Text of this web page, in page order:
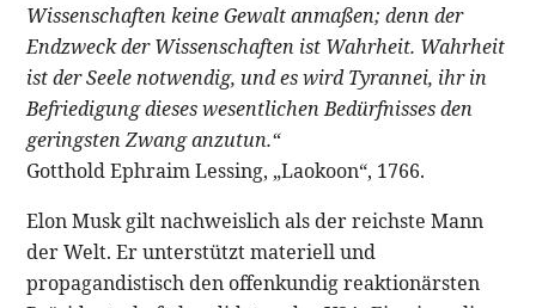
Wissenschaften keine Gewalt anmaßen; denn der
Endzweck der Wissenschaften ist Wahrheit. Wahrheit
ist der Seele notwendig, und es wird Tyrannei, ihr in
Befriedigung dieses wesentlichen Bedürfnisses den
geringsten Zwang anzutun.“
Gotthold Ephraim Lessing, „Laokoon“, 1766.
Elon Musk gilt nachweislich als der reichste Mann
der Welt. Er unterstützt materiell und
propagandistisch den offenkundig reaktionärsten